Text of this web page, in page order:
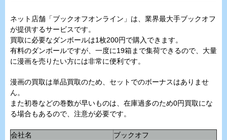
ネット店舗「ブックオフオンライン」は、業界最大手ブックオフ
が提供するサービスです。
買取に必要なダンボールは1枚200円で購入できます。
有料のダンボールですが、一度に19箱まで集荷できるので、大量
に漫画を売りたい方には非常に便利です。
漫画の買取は単品買取のため、セットでのボーナスはありませ
ん。
また初巻などの巻数が早いものは、在庫過多のため0円買取にな
る場合もあるので、注意が必要です。
会社名
ブックオフ